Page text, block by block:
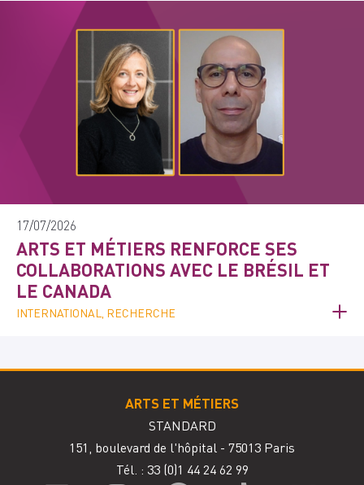
17/07/2026
ARTS ET MÉTIERS RENFORCE SES
COLLABORATIONS AVEC LE BRÉSIL ET
LE CANADA
INTERNATIONAL, RECHERCHE
ARTS ET MÉTIERS
STANDARD
151, boulevard de l'hôpital - 75013 Paris
Tél. : 33 (0)1 44 24 62 99